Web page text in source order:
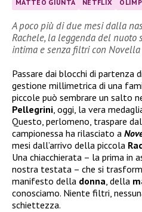
MATTEO GIUNTA NETFLIX
A poco più di due mesi dalla
Rachele, la leggenda del nuoto
intima e senza filtri con
Passare dai blocchi di partenza
gestione millimetrica di una
piccole può sembrare un salto
Pellegrini, oggi, la vera
Questo, perlomeno, traspare
campionessa ha rilasciato a
mesi dall’arrivo della piccola
Una chiacchierata – la prima in
nostra testata – che si
manifesto della donna, della
conosciamo. Niente filtri,
schiettezza.